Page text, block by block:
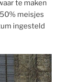
te maken
meisjes
ingesteld